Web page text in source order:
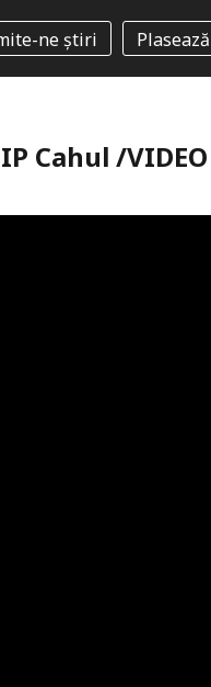
ne știri
Cahul /VIDEO